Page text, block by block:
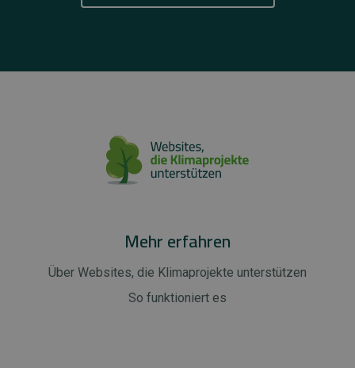
Mehr erfahren
Über Websites, die Klimaprojekte unterstützen
So funktioniert es